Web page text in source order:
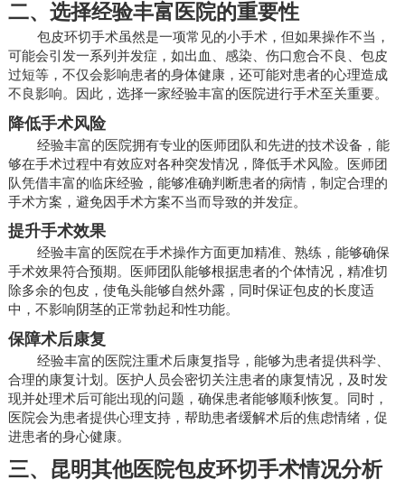
二、选择经验丰富医院的重要性
包皮环切手术虽然是一项常见的小手术，但如果操作不当，
可能会引发一系列并发症，如出血、感染、伤口愈合不良、包皮
过短等，不仅会影响患者的身体健康，还可能对患者的心理造成
不良影响。因此，选择一家经验丰富的医院进行手术至关重要。
降低手术风险
经验丰富的医院拥有专业的医师团队和先进的技术设备，能
够在手术过程中有效应对各种突发情况，降低手术风险。医师团
队凭借丰富的临床经验，能够准确判断患者的病情，制定合理的
手术方案，避免因手术方案不当而导致的并发症。
提升手术效果
经验丰富的医院在手术操作方面更加精准、熟练，能够确保
手术效果符合预期。医师团队能够根据患者的个体情况，精准切
除多余的包皮，使龟头能够自然外露，同时保证包皮的长度适
中，不影响阴茎的正常勃起和性功能。
保障术后康复
经验丰富的医院注重术后康复指导，能够为患者提供科学、
合理的康复计划。医护人员会密切关注患者的康复情况，及时发
现并处理术后可能出现的问题，确保患者能够顺利恢复。同时，
医院会为患者提供心理支持，帮助患者缓解术后的焦虑情绪，促
进患者的身心健康。
三、昆明其他医院包皮环切手术情况分析